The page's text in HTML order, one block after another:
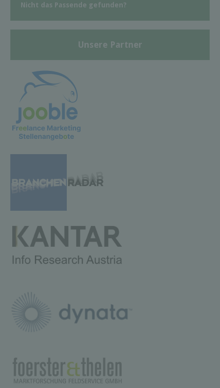
Nicht das Passende gefunden?
Unsere Partner